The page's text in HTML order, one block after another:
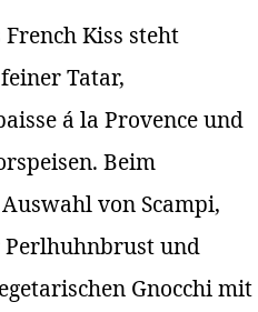
Kiss steht
Tatar,
á la Provence und
Beim
von Scampi,
Perlhuhnbrust und
Gnocchi mit